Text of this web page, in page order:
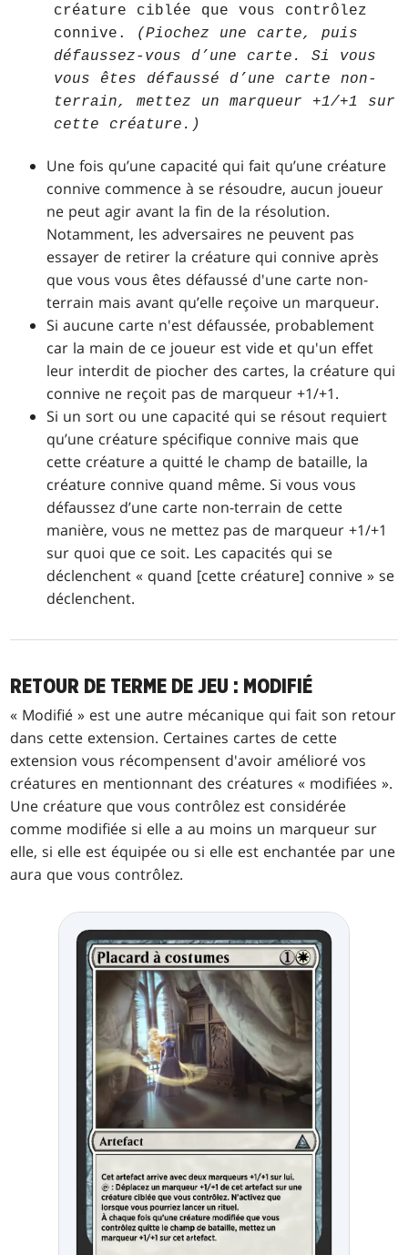
créature ciblée que vous contrôlez
connive. (Piochez une carte, puis
défaussez-vous d’une carte. Si vous
vous êtes défaussé d’une carte non-
terrain, mettez un marqueur +1/+1 sur
cette créature.)
Une fois qu’une capacité qui fait qu’une créature
connive commence à se résoudre, aucun joueur
ne peut agir avant la fin de la résolution.
Notamment, les adversaires ne peuvent pas
essayer de retirer la créature qui connive après
que vous vous êtes défaussé d'une carte non-
terrain mais avant qu’elle reçoive un marqueur.
Si aucune carte n'est défaussée, probablement
car la main de ce joueur est vide et qu'un effet
leur interdit de piocher des cartes, la créature qui
connive ne reçoit pas de marqueur +1/+1.
Si un sort ou une capacité qui se résout requiert
qu’une créature spécifique connive mais que
cette créature a quitté le champ de bataille, la
créature connive quand même. Si vous vous
défaussez d’une carte non-terrain de cette
manière, vous ne mettez pas de marqueur +1/+1
sur quoi que ce soit. Les capacités qui se
déclenchent « quand [cette créature] connive » se
déclenchent.
RETOUR DE TERME DE JEU : MODIFIÉ
« Modifié » est une autre mécanique qui fait son retour
dans cette extension. Certaines cartes de cette
extension vous récompensent d'avoir amélioré vos
créatures en mentionnant des créatures « modifiées ».
Une créature que vous contrôlez est considérée
comme modifiée si elle a au moins un marqueur sur
elle, si elle est équipée ou si elle est enchantée par une
aura que vous contrôlez.